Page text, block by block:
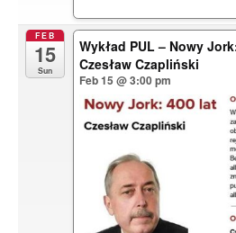
FEB
15
Sun
Wykład PUL – Nowy
Czesław Czapliński
Feb 15 @ 3:00 pm